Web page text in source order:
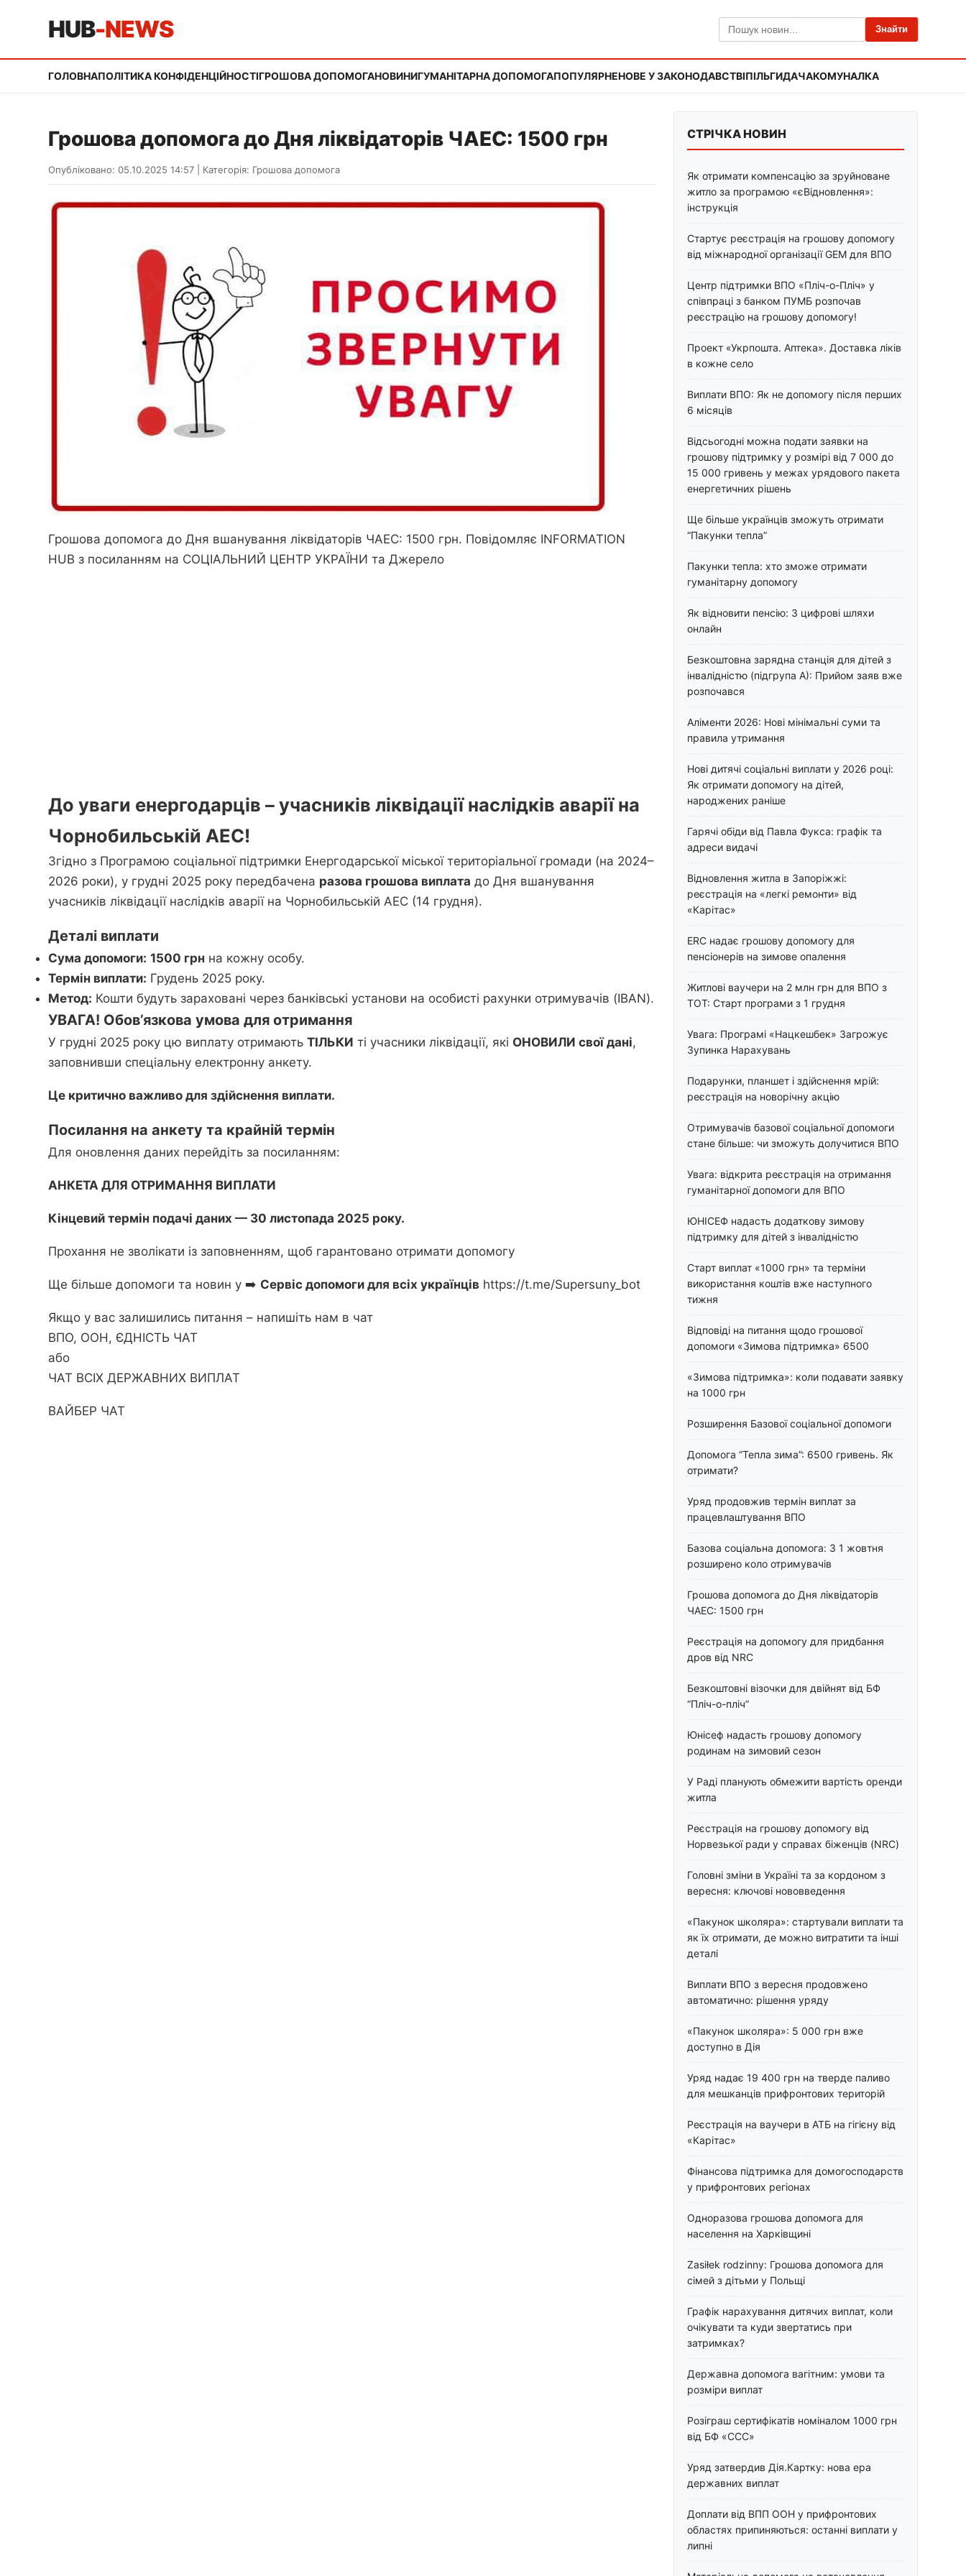
HUB-NEWS Знайти
ГОЛОВНАПОЛІТИКА КОНФІДЕНЦІЙНОСТІГРОШОВА ДОПОМОГАНОВИНИГУМАНІТАРНА ДОПОМОГАПОПУЛЯРНЕНОВЕ У ЗАКОНОДАВСТВІПІЛЬГИДАЧАКОМУНАЛКА
Грошова допомога до Дня ліквідаторів ЧАЕС: 1500 грн
Опубліковано: 05.10.2025 14:57 Категорія: Грошова допомога
Грошова допомога до Дня вшанування ліквідаторів ЧАЕС: 1500 грн. Повідомляє INFORMATION
HUB з посиланням на СОЦІАЛЬНИЙ ЦЕНТР УКРАЇНИ та Джерело
До уваги енергодарців – учасників ліквідації наслідків аварії на
Чорнобильській АЕС!
Згідно з Програмою соціальної підтримки Енергодарської міської територіальної громади (на 2024–
2026 роки), у грудні 2025 року передбачена разова грошова виплата до Дня вшанування
учасників ліквідації наслідків аварії на Чорнобильській АЕС (14 грудня).
Деталі виплати
Сума допомоги: 1500 грн на кожну особу.
Термін виплати: Грудень 2025 року.
Метод: Кошти будуть зараховані через банківські установи на особисті рахунки отримувачів (IBAN).
УВАГА! Обов’язкова умова для отримання
У грудні 2025 року цю виплату отримають ТІЛЬКИ ті учасники ліквідації, які ОНОВИЛИ свої дані,
заповнивши спеціальну електронну анкету.
Це критично важливо для здійснення виплати.
Посилання на анкету та крайній термін
Для оновлення даних перейдіть за посиланням:
АНКЕТА ДЛЯ ОТРИМАННЯ ВИПЛАТИ
Кінцевий термін подачі даних — 30 листопада 2025 року.
Прохання не зволікати із заповненням, щоб гарантовано отримати допомогу
Ще більше допомоги та новин у ➡️ Сервіс допомоги для всіх українців https://t.me/Supersuny_bot
Якщо у вас залишились питання – напишіть нам в чат
ВПО, ООН, ЄДНІСТЬ ЧАТ
або
ЧАТ ВСІХ ДЕРЖАВНИХ ВИПЛАТ
ВАЙБЕР ЧАТ
СТРІЧКА НОВИН
Як отримати компенсацію за зруйноване
житло за програмою «єВідновлення»:
інструкція
Стартує реєстрація на грошову допомогу
від міжнародної організації GEM для ВПО
Центр підтримки ВПО «Пліч-о-Пліч» у
співпраці з банком ПУМБ розпочав
реєстрацію на грошову допомогу!
Проект «Укрпошта. Аптека». Доставка ліків
в кожне село
Виплати ВПО: Як не допомогу після перших
6 місяців
Відсьогодні можна подати заявки на
грошову підтримку у розмірі від 7 000 до
15 000 гривень у межах урядового пакета
енергетичних рішень
Ще більше українців зможуть отримати
“Пакунки тепла”
Пакунки тепла: хто зможе отримати
гуманітарну допомогу
Як відновити пенсію: 3 цифрові шляхи
онлайн
Безкоштовна зарядна станція для дітей з
інвалідністю (підгрупа А): Прийом заяв вже
розпочався
Аліменти 2026: Нові мінімальні суми та
правила утримання
Нові дитячі соціальні виплати у 2026 році:
Як отримати допомогу на дітей,
народжених раніше
Гарячі обіди від Павла Фукса: графік та
адреси видачі
Відновлення житла в Запоріжжі:
реєстрація на «легкі ремонти» від
«Карітас»
ERC надає грошову допомогу для
пенсіонерів на зимове опалення
Житлові ваучери на 2 млн грн для ВПО з
ТОТ: Старт програми з 1 грудня
Увага: Програмі «Нацкешбек» Загрожує
Зупинка Нарахувань
Подарунки, планшет і здійснення мрій:
реєстрація на новорічну акцію
Отримувачів базової соціальної допомоги
стане більше: чи зможуть долучитися ВПО
Увага: відкрита реєстрація на отримання
гуманітарної допомоги для ВПО
ЮНІСЕФ надасть додаткову зимову
підтримку для дітей з інвалідністю
Старт виплат «1000 грн» та терміни
використання коштів вже наступного
тижня
Відповіді на питання щодо грошової
допомоги «Зимова підтримка» 6500
«Зимова підтримка»: коли подавати заявку
на 1000 грн
Розширення Базової соціальної допомоги
Допомога “Тепла зима”: 6500 гривень. Як
отримати?
Уряд продовжив термін виплат за
працевлаштування ВПО
Базова соціальна допомога: З 1 жовтня
розширено коло отримувачів
Грошова допомога до Дня ліквідаторів
ЧАЕС: 1500 грн
Реєстрація на допомогу для придбання
дров від NRC
Безкоштовні візочки для двійнят від БФ
“Пліч-о-пліч”
Юнісеф надасть грошову допомогу
родинам на зимовий сезон
У Раді планують обмежити вартість оренди
житла
Реєстрація на грошову допомогу від
Норвезької ради у справах біженців (NRC)
Головні зміни в Україні та за кордоном з
вересня: ключові нововведення
«Пакунок школяра»: стартували виплати та
як їх отримати, де можно витратити та інші
деталі
Виплати ВПО з вересня продовжено
автоматично: рішення уряду
«Пакунок школяра»: 5 000 грн вже
доступно в Дія
Уряд надає 19 400 грн на тверде паливо
для мешканців прифронтових територій
Реєстрація на ваучери в АТБ на гігієну від
«Карітас»
Фінансова підтримка для домогосподарств
у прифронтових регіонах
Одноразова грошова допомога для
населення на Харківщині
Zasiłek rodzinny: Грошова допомога для
сімей з дітьми у Польщі
Графік нарахування дитячих виплат, коли
очікувати та куди звертатись при
затримках?
Державна допомога вагітним: умови та
розміри виплат
Розіграш сертифікатів номіналом 1000 грн
від БФ «ССС»
Уряд затвердив Дія.Картку: нова ера
державних виплат
Доплати від ВПП ООН у прифронтових
областях припиняються: останні виплати у
липні